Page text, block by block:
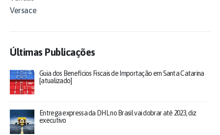
Versace
Últimas Publicações
Guia dos Benefícios Fiscais de Importação em Santa Catarina
[atualizado]
Entrega expressa da DHL no Brasil vai dobrar até 2023, diz
executivo